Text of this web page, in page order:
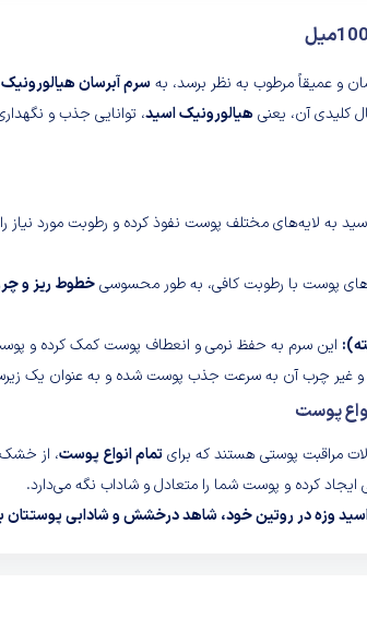
و عمیقاً مرطوب به نظر برسد، بهسرم آبرسان
کلیدی آن، یعنی هیالورونیک اسید، توانایی جذب و
به لایه‌های مختلف پوست نفوذ کرده و رطوبت مورد
پوست با رطوبت کافی، به طور محسوسیخطوط ریز و
این سرم به حفظ نرمی و انعطاف پوست کمک کرده و
و غیر چرب آن به سرعت جذب پوست شده و به عنوان یک
پوست
مراقبت پوستی هستند که برای تمام انواع پوست، از خشک
ایجاد کرده و پوست شما را متعادل و شاداب نگه می‌دارد.
اسید وزه در روتین خود، شاهد درخشش و شادابی پوستتان